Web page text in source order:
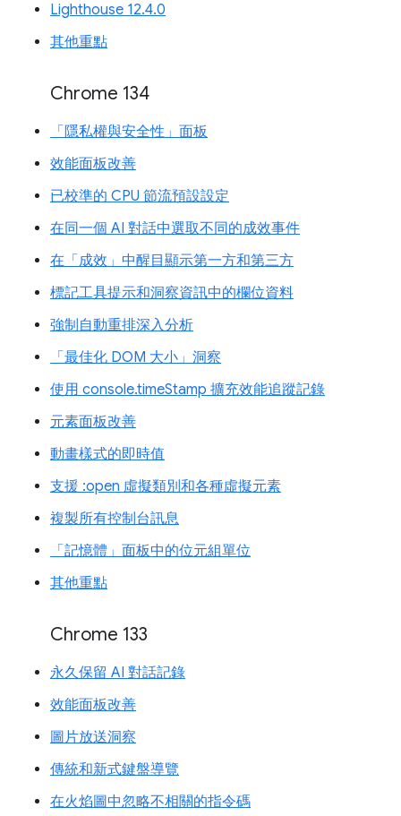
Lighthouse 12.4.0
其他重點
Chrome 134
「隱私權與安全性」面板
效能面板改善
已校準的 CPU 節流預設設定
在同一個 AI 對話中選取不同的成效事件
在「成效」中醒目顯示第一方和第三方
標記工具提示和洞察資訊中的欄位資料
強制自動重排深入分析
「最佳化 DOM 大小」洞察
使用 console.timeStamp 擴充效能追蹤記錄
元素面板改善
動畫樣式的即時值
支援 :open 虛擬類別和各種虛擬元素
複製所有控制台訊息
「記憶體」面板中的位元組單位
其他重點
Chrome 133
永久保留 AI 對話記錄
效能面板改善
圖片放送洞察
傳統和新式鍵盤導覽
在火焰圖中忽略不相關的指令碼